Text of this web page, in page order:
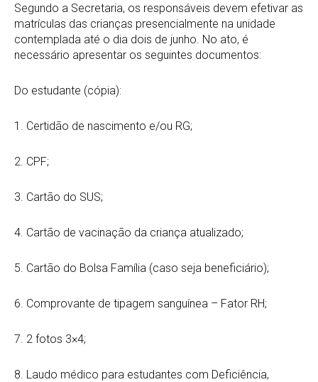
Segundo a Secretaria, os responsáveis devem efetivar as
matrículas das crianças presencialmente na unidade
contemplada até o dia dois de junho. No ato, é
necessário apresentar os seguintes documentos:
Do estudante (cópia):
1. Certidão de nascimento e/ou RG;
2. CPF;
3. Cartão do SUS;
4. Cartão de vacinação da criança atualizado;
5. Cartão do Bolsa Família (caso seja beneficiário);
6. Comprovante de tipagem sanguínea – Fator RH;
7. 2 fotos 3×4;
8. Laudo médico para estudantes com Deficiência,